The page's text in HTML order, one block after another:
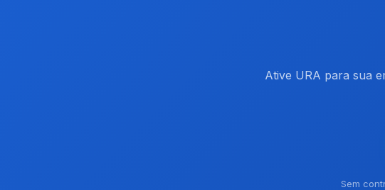
Ative URA para sua
Sem